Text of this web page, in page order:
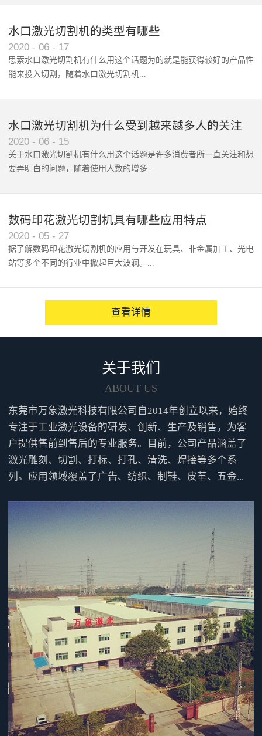
丝花边切割、超大图形拼接切
水口激光切割机的类型有哪些
2020 - 06 - 17
思索水口激光切割机有什么用这个话题为的就是能获得较好的产品性
能来投入切割，随着水口激光切割机‍...
水口激光切割机为什么受到越来越多人的关注
2020 - 06 - 15
关于水口激光切割机有什么用这个话题是许多消费者所一直关注和想
要弄明白的问题，随着使用人数的增多...
数码印花激光切割机具有哪些应用特点
2020 - 05 - 27
据了解数码印花激光切割机的应用与开发在玩具、非金属加工、光电
站等多个不同的行业中掀起巨大波澜。...
越来越多的人咨询并点赞性价...
查看详情
关于我们
ABOUT US
东莞市万象激光科技有限公司自2014年创立以来，始终
专注于工业激光设备的研发、创新、生产及销售，为客
户提供售前到售后的专业服务。目前，公司产品涵盖了
激光雕刻、切割、打标、打孔、清洗、焊接等多个系
列。应用领域覆盖了广告、纺织、制鞋、皮革、五金...